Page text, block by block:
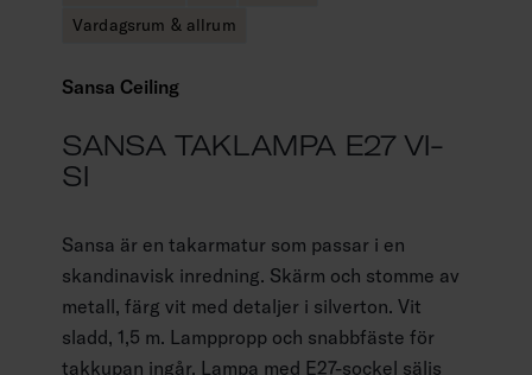
Vardagsrum & allrum
Sansa Ceiling
SANSA TAKLAMPA E27 VI-
SI
Sansa är en takarmatur som passar i en
skandinavisk inredning. Skärm och stomme av
metall, färg vit med detaljer i silverton. Vit
sladd, 1,5 m. Lamppropp och snabbfäste för
takkupan ingår. Lampa med E27-sockel säljs